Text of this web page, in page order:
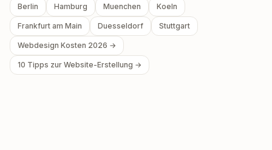
Berlin Hamburg Muenchen Koeln
Frankfurt am Main Duesseldorf Stuttgart
Webdesign Kosten 2026 →
10 Tipps zur Website-Erstellung →